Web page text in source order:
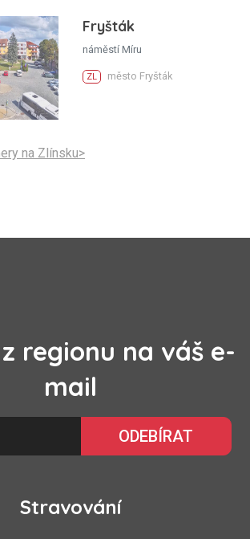
Fryšták
náměstí Míru
ZL město Fryšták
na Zlínsku>
regionu na váš e-
mail
ODEBÍRAT
Stravování